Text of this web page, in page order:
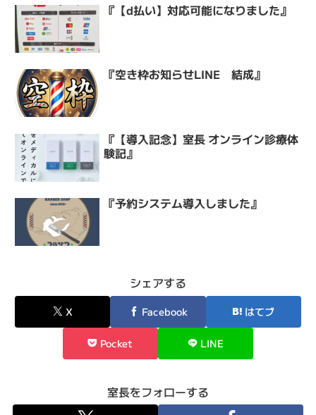
『【d払い】対応可能になりました』
『空き枠お知らせLINE 結成』
『【導入記念】室長 オンライン診療体
験記』
『予約システム導入しました』
シェアする
X Facebook はてブ
Pocket LINE
室長をフォローする